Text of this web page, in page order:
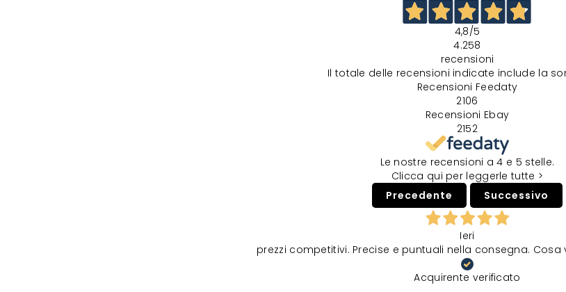
4,8/5
4.258
recensioni
Il totale delle recensioni indicate include la
Recensioni Feedaty
2106
Recensioni Ebay
2152
Le nostre recensioni a 4 e 5 stelle.
Clicca qui per leggerle tutte >
Precedente
Successivo
Ieri
prezzi competitivi. Precise e puntuali nella consegna. Cosa
Acquirente verificato